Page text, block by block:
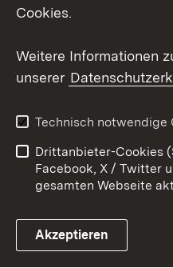
Youtube
Link zum Landesportal
Kontakt
Barrierefreiheit
Impressum
Cookies.
Weitere Informationen
unserer
Technisch notwendige
Drittanbieter-Cookies
Facebook, X / Twitter
gesamten Webseite
Akzeptieren